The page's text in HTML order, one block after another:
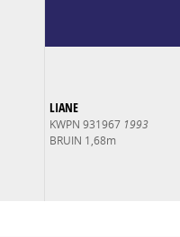
LIANE
KWPN 931967 1993
BRUIN 1,68m